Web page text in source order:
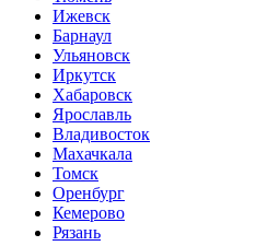
Ижевск
Барнаул
Ульяновск
Иркутск
Хабаровск
Ярославль
Владивосток
Махачкала
Томск
Оренбург
Кемерово
Рязань